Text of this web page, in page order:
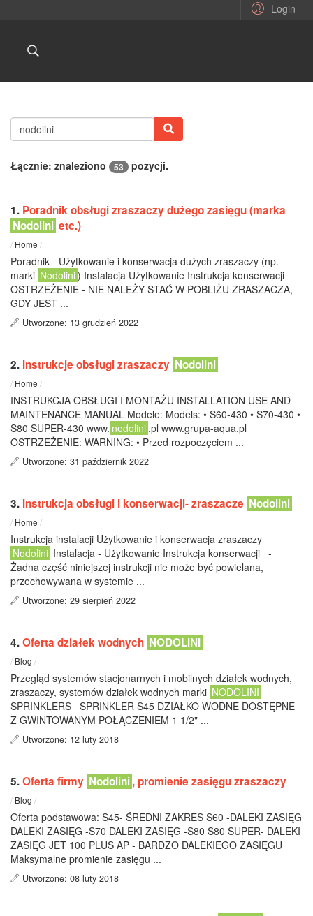
Login
Łącznie: znaleziono 53 pozycji.
1. Poradnik obsługi zraszaczy dużego zasięgu (marka
Nodolini etc.)
/ Home /
Poradnik - Użytkowanie i konserwacja dużych zraszaczy (np.
marki Nodolini) Instalacja Użytkowanie Instrukcja konserwacji
OSTRZEŻENIE - NIE NALEŻY STAĆ W POBLIŻU ZRASZACZA,
GDY JEST ...
Utworzone: 13 grudzień 2022
2. Instrukcje obsługi zraszaczy Nodolini
/ Home /
INSTRUKCJA OBSŁUGI I MONTAŻU INSTALLATION USE AND
MAINTENANCE MANUAL Modele: Models: • S60-430 • S70-430 •
S80 SUPER-430 www. nodolini .pl www.grupa-aqua.pl
OSTRZEŻENIE: WARNING: • Przed rozpoczęciem ...
Utworzone: 31 październik 2022
3. Instrukcja obsługi i konserwacji- zraszacze Nodolini
/ Home /
Instrukcja instalacji Użytkowanie i konserwacja zraszaczy
Nodolini Instalacja - Użytkowanie Instrukcja konserwacji -
Żadna część niniejszej instrukcji nie może być powielana,
przechowywana w systemie ...
Utworzone: 29 sierpień 2022
4.Oferta działek wodnych NODOLINI
/ Blog /
Przegląd systemów stacjonarnych i mobilnych działek wodnych,
zraszaczy, systemów działek wodnych marki NODOLINI
SPRINKLERS SPRINKLER S45 DZIAŁKO WODNE DOSTĘPNE
Z GWINTOWANYM POŁĄCZENIEM 1 1/2" ...
Utworzone: 12 luty 2018
5.Oferta firmy Nodolini, promienie zasięgu zraszaczy
/ Blog /
Oferta podstawowa: S45- ŚREDNI ZAKRES S60 -DALEKI ZASIĘG
DALEKI ZASIĘG -S70 DALEKI ZASIĘG -S80 S80 SUPER- DALEKI
ZASIĘG JET 100 PLUS AP - BARDZO DALEKIEGO ZASIĘGU
Maksymalne promienie zasięgu ...
Utworzone: 08 luty 2018